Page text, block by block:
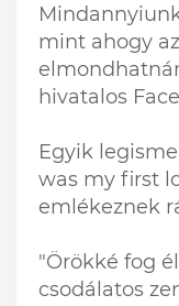
mint ahogy
hivatalos
Egyik
was my first
emlékeznek
"Örökké fog
csodálatos